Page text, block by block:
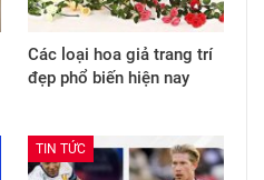
Các loại hoa giả trang trí
đẹp phổ biến hiện nay
TIN TỨC